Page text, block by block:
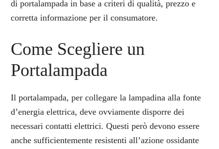
di portalampada in base a criteri di qualità, prezzo e
corretta informazione per il consumatore.
Come Scegliere un
Portalampada
Il portalampada, per collegare la lampadina alla fonte
d’energia elettrica, deve ovviamente disporre dei
necessari contatti elettrici. Questi però devono essere
anche sufficientemente resistenti all’azione ossidante